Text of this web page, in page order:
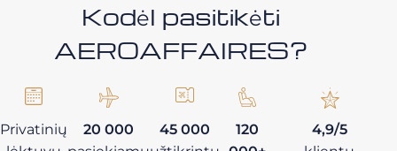
Kodėl pasitikėti
AEROAFFAIRES?
Privatinių
20 000
45 000
120
4,9/5